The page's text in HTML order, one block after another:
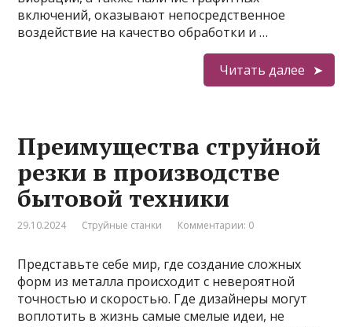
включений, оказывают непосредственное
воздействие на качество обработки и …
Читать далее
Преимущества струйной
резки в производстве
бытовой техники
29.10.2024 Струйные станки Комментарии: 0
Представьте себе мир, где создание сложных
форм из металла происходит с невероятной
точностью и скоростью. Где дизайнеры могут
воплотить в жизнь самые смелые идеи, не